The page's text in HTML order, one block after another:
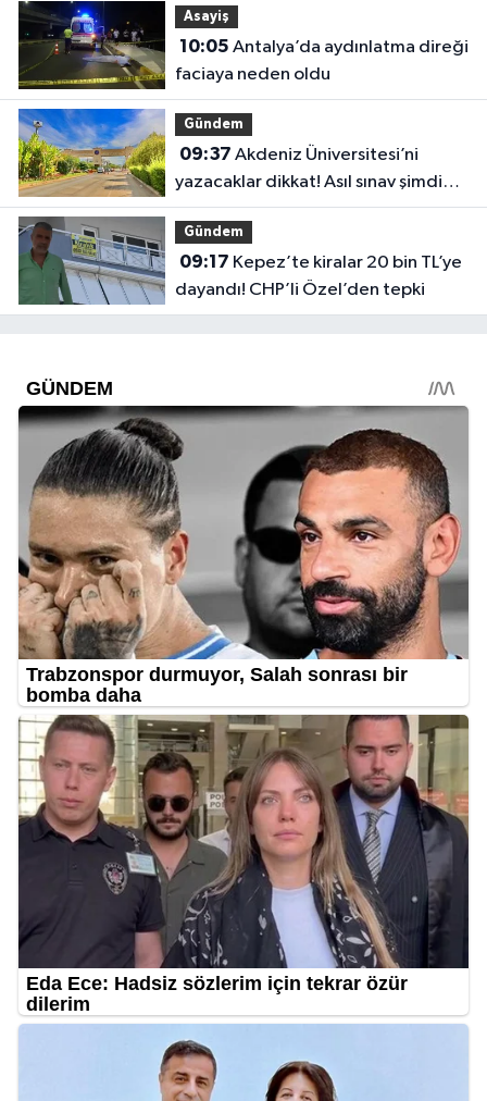
Asayiş
10:05
faciaya neden oldu
Gündem
09:37
yazacaklar dikkat! Asıl sınav şimdi
başlıyor
Gündem
09:17
dayandı! CHP’li Özel’den tepki